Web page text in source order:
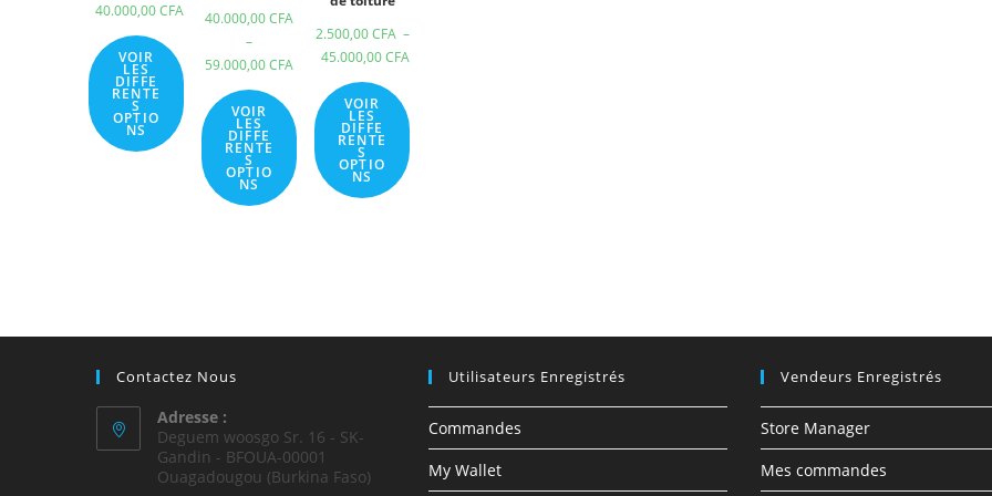
40.000,00CFA
VOIR
LES
DIFFE
RENTE
S
OPTIO
NS
40.000,00CFA
–
59.000,00CFA
VOIR
LES
DIFFE
RENTE
S
OPTIO
NS
2.500,00CFA –
45.000,00CFA
VOIR
LES
DIFFE
RENTE
S
OPTIO
NS
Contactez Nous
Adresse :
Deguem woosgo Sr. 16 - SK-
Gandin - BFOUA-00001
Ouagadougou (Burkina Faso)
Utilisateurs Enregistrés
Commandes
My Wallet
Vendeurs Enregistrés
Store Manager
Mes commandes